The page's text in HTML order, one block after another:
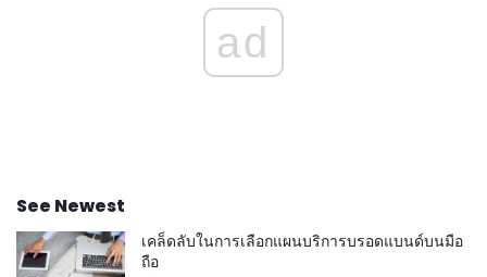
ad
See Newest
เคล็ดลับในการเลือกแผนบริการบรอดแบนด์บนมือ
ถือ